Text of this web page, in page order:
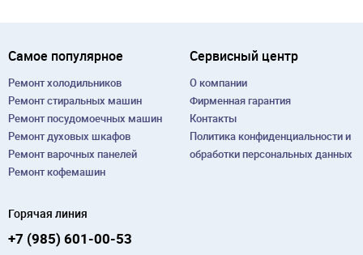
Самое популярное
Ремонт холодильников
Ремонт cтиральных машин
Ремонт посудомоечных машин
Ремонт духовых шкафов
Ремонт варочных панелей
Ремонт кофемашин
Сервисный центр
О компании
Фирменная гарантия
Контакты
Политика конфиденциальности и
обработки персональных данных
Горячая линия
+7 (985) 601-00-53